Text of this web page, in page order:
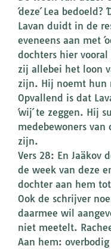
´deze´ Lea
Lavan duidt in de
eveneens aan met
dochters hier
zij allebei het loon
zijn. Hij noemt hun
Opvallend is dat
´wij´ te zeggen. Hij
medebewoners
zijn.
Vers 28: En Jaäkov
de week van deze
dochter aan hem
Ook de schrijver
daarmee wil
niet meetelt.
Aan hem: